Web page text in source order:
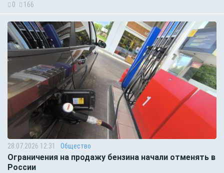
0 166
28.07.2026 12:31 Общество
Ограничения на продажу бензина начали отменять в
России